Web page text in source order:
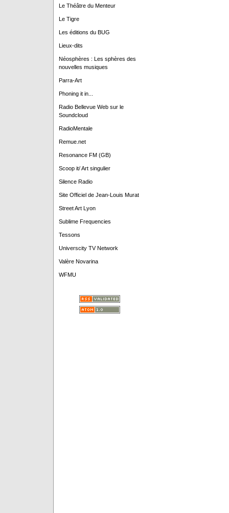
Le Théâtre du Menteur
Le Tigre
Les éditions du BUG
Lieux-dits
Néosphères : Les sphères des
nouvelles musiques
Parra-Art
Phoning it in...
Radio Bellevue Web sur le
Soundcloud
RadioMentale
Remue.net
Resonance FM (GB)
Scoop it/ Art singulier
Silence Radio
Site Officiel de Jean-Louis Murat
Street Art Lyon
Sublime Frequencies
Tessons
Universcity TV Network
Valère Novarina
WFMU